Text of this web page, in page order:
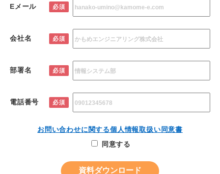
Eメール 必須
会社名 必須
部署名 必須
電話番号 必須
お問い合わせに関する個人情報取扱い同意書
同意する